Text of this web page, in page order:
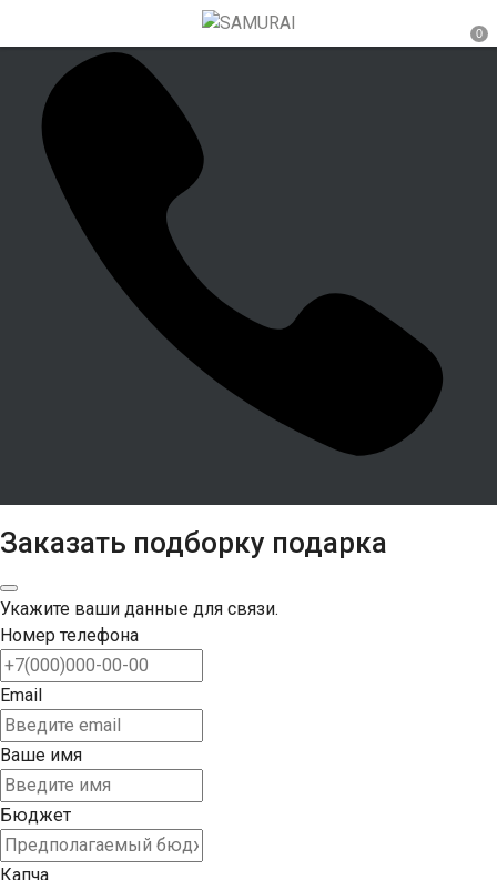
Заказать подборку подарка
Укажите ваши данные для связи.
Номер телефона
Email
Ваше имя
Бюджет
Капча